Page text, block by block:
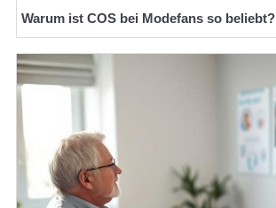
Warum ist COS bei Modefans so beliebt?